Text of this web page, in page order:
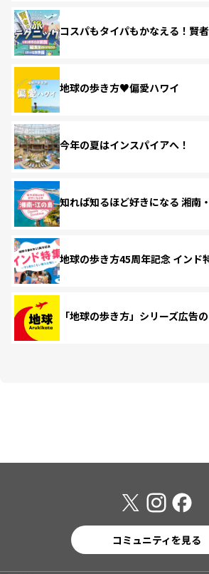
コスパもタイパもかなえる！賢
地球の歩き方♥偏愛ハワイ
今年の夏はインスパイアへ！
知れば知るほど好きになる 湘南
地球の歩き方45周年記念 インド
「地球の歩き方」シリーズ広告
コミュニティを見る